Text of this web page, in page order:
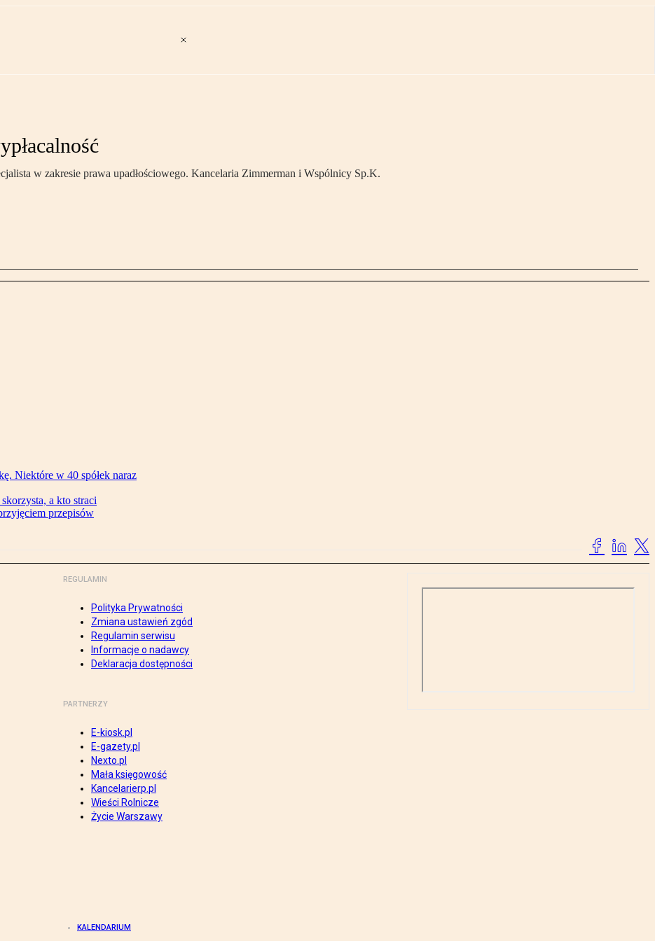
w zakresie prawa upadłościowego. Kancelaria Zimmerman i Wspólnicy Sp.K.
Niektóre w 40 spółek naraz
a kto straci
przepisów
REGULAMIN
Polityka Prywatności
Zmiana ustawień zgód
Regulamin serwisu
Informacje o nadawcy
Deklaracja dostępności
PARTNERZY
E-kiosk.pl
E-gazety.pl
Nexto.pl
Mała księgowość
Kancelarierp.pl
Wieści Rolnicze
Życie Warszawy
KALENDARIUM